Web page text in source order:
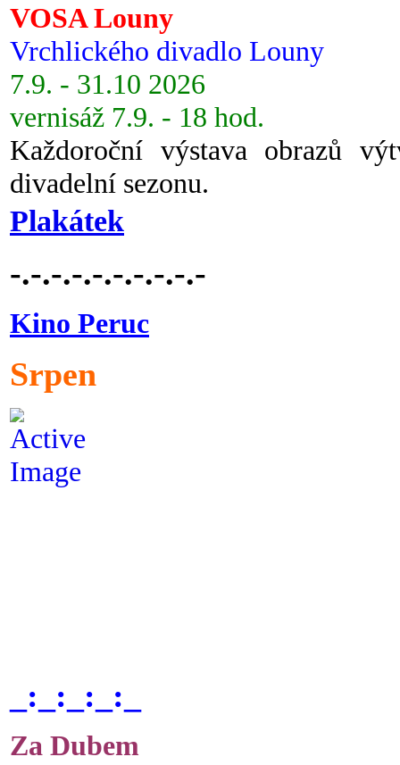
VOSA Louny
Vrchlického divadlo Louny
7.9. - 31.10 2026
vernisáž 7.9. - 18 hod.
Každoroční výstava obrazů
divadelní sezonu.
Plakátek
-.-.-.-.-.-.-.-.-.-
Kino Peruc
Srpen
_:_:_:_:_
Za Dubem